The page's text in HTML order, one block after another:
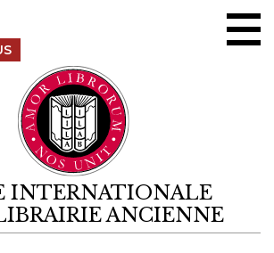
INTERNATIONALE
ANCIENNE